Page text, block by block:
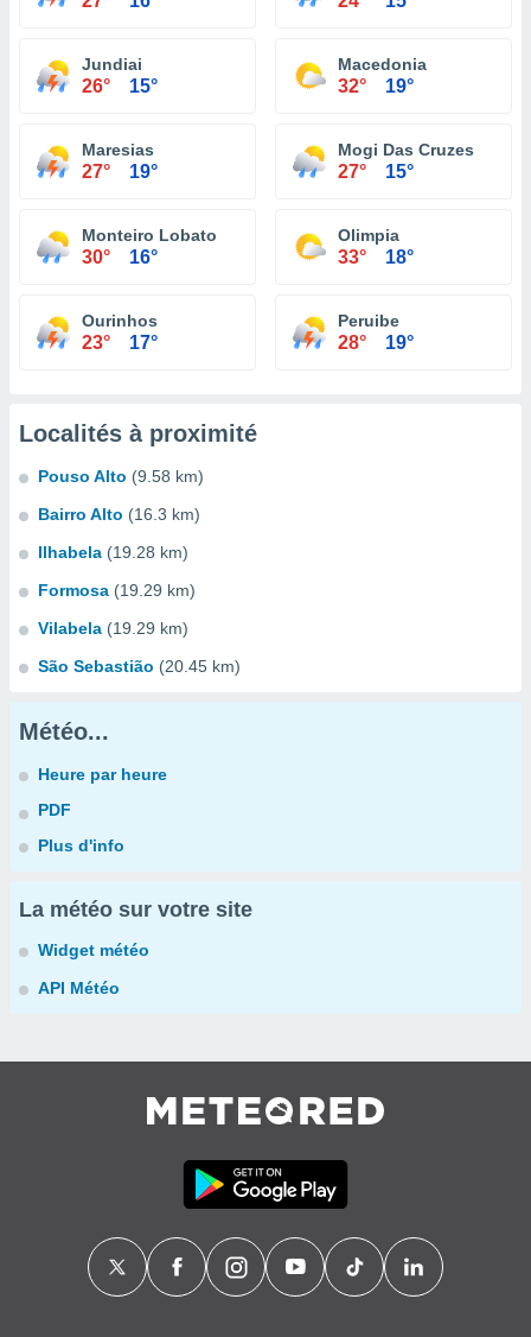
Jundiai
26° 15°
Macedonia
32° 19°
Maresias
27° 19°
Mogi Das Cruzes
27° 15°
Monteiro Lobato
30° 16°
Olimpia
33° 18°
Ourinhos
23° 17°
Peruibe
28° 19°
Localités à proximité
Pouso Alto (9.58 km)
Bairro Alto (16.3 km)
Ilhabela (19.28 km)
Formosa (19.29 km)
Vilabela (19.29 km)
São Sebastião (20.45 km)
Météo...
Heure par heure
PDF
Plus d'info
La météo sur votre site
Widget météo
API Météo